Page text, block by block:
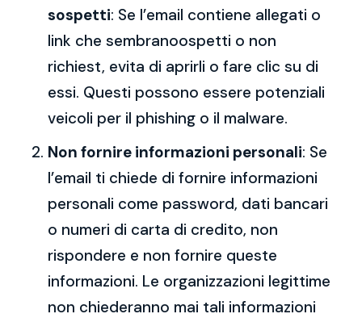
sospetti: Se l’email contiene allegati o
link che sembranoospetti o non
richiest, evita di aprirli o fare clic su di
essi. Questi possono essere potenziali
veicoli per il phishing o il malware.
Non fornire informazioni personali: Se
l’email ti chiede di fornire informazioni
personali come password, dati bancari
o numeri di carta di credito, non
rispondere e non fornire queste
informazioni. Le organizzazioni legittime
non chiederanno mai tali informazioni